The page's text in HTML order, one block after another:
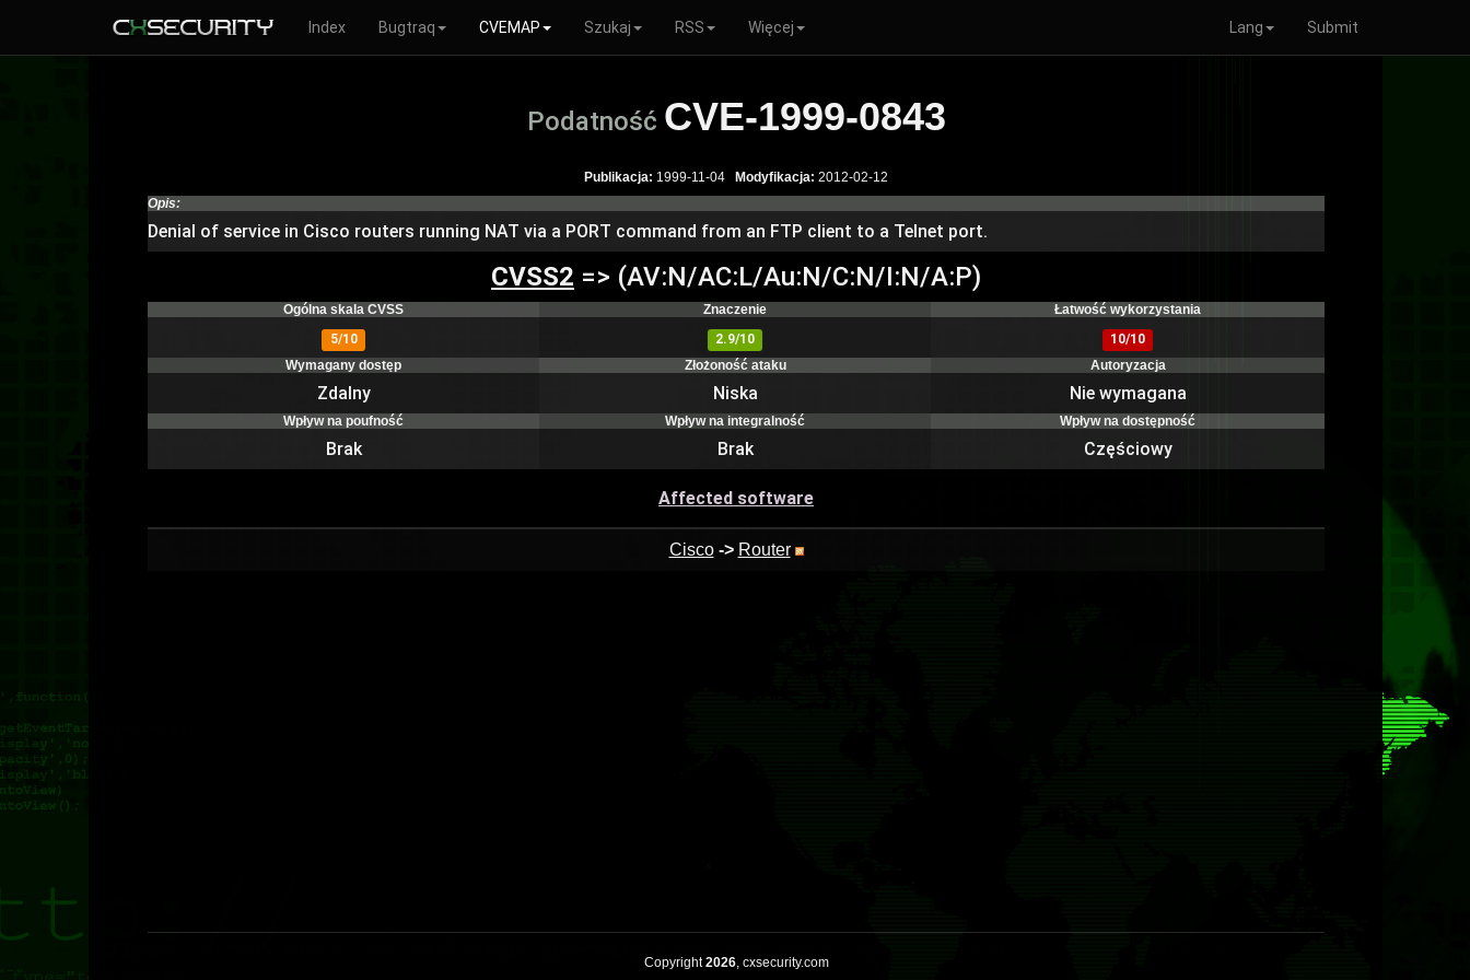
Index Bugtraq CVEMAP Szukaj RSS Więcej Lang Submit
Podatność CVE-1999-0843
Publikacja: 1999-11-04 Modyfikacja: 2012-02-12
Opis:
Denial of service in Cisco routers running NAT via a PORT command from an FTP client to a Telnet port.
CVSS2 => (AV:N/AC:L/Au:N/C:N/I:N/A:P)
Ogólna skala CVSS Znaczenie
Łatwość wykorzystania
5/10
2.9/10
10/10
Wymagany dostęp
Złożoność ataku Autoryzacja
Zdalny Niska Nie wymagana
Wpływ na poufność Wpływ na integralność Wpływ na dostępność
Brak Brak Częściowy
Affected software
Cisco -> Router
Copyright2026, cxsecurity.com